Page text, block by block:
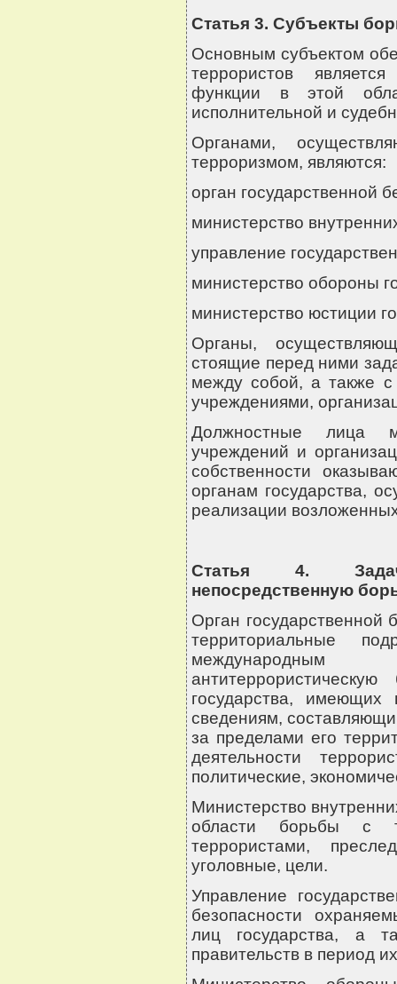
Статья 3. Субъекты
Основным субъектом
террористов
функции в этой
исполнительной и
Органами,
терроризмом, являются:
орган государственной
министерство
управление
министерство обороны
министерство юстиции
Органы,
стоящие перед ними
между собой, а также с
учреждениями,
Должностные лица
учреждений и
собственности
органам государства,
реализации
Статья 4.
непосредственную
Орган
территориальные
международным
государства, имеющих
сведениям,
за пределами его
деятельности
политические,
Министерство
области борьбы с
террористами,
уголовные, цели.
Управление
безопасности
лиц государства, а
правительств в период